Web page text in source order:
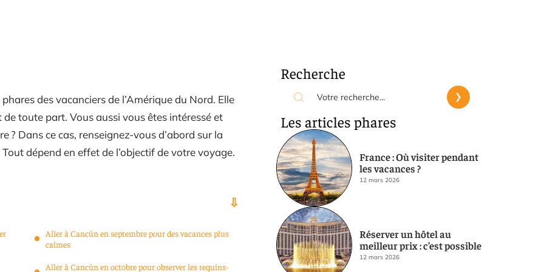
des vacanciers de l’Amérique du Nord. Elle
toute part. Vous aussi vous êtes intéressé et
? Dans ce cas, renseignez-vous d’abord sur la
dépend en effet de l’objectif de votre voyage.
Aller à Cancún en septembre pour des vacances plus
calmes
Aller à Cancún en octobre pour observer les requins-
Recherche
Les articles phares
France : Où visiter pendant
les vacances ?
12 mars 2026
Réserver un hôtel au
meilleur prix : c’est possible
12 mars 2026